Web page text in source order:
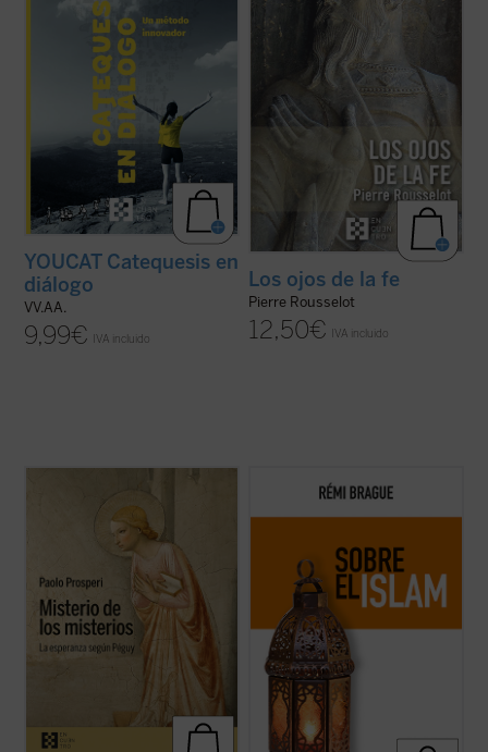
moderna, pero ...(ver ficha)
YOUCAT Catequesis en
diálogo
VV.AA.
9,99€ IVA incluido
Los ojos de la fe
Pierre Rousselot
12,50€ IVA incluido
objetivo más circunscrito, pero no menos
difícil: intentar comprender las razones que
llevan al autor de este ...(ver ficha)
El Islam es objeto de interminables
controversias y mucha confusión. Pero,
civilización? Rémi Brague vuelve sobre
estas cuestiones ...
(ver ficha)